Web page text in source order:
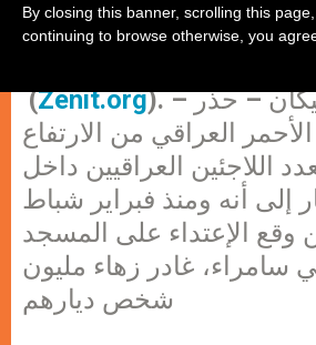
(Zenit.org). – عن إذاعة الفاتيكان – حذر
الأحمر العراقي من الارتفاع
اللاجئين العراقيين داخل
إلى أنه ومنذ فبراير شباط
حين وقع الإعتداء على المسجد
سامراء، غادر زهاء مليون
شخص ديارهم
By closing this banner, scrolling this
continuing to browse otherwise, you